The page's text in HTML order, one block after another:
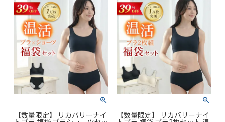
【数量限定】 リカバリーナイ 【数量限定】 リカバリーナイ